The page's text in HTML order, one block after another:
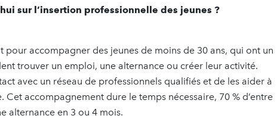
sur l’insertion professionnelle des jeunes ?
accompagner des jeunes de moins de 30 ans, qui ont un
trouver un emploi, une alternance ou créer leur activité.
avec un réseau de professionnels qualifiés et de les aider à
accompagnement dure le temps nécessaire, 70 % d’entre
alternance en 3 ou 4 mois.